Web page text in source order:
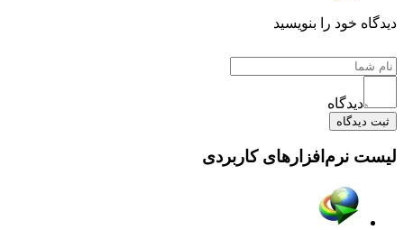
دیدگاه خود را بنویسید
دیدگاه
ثبت دیدگاه
لیست نرم‌افزارهای کاربردی